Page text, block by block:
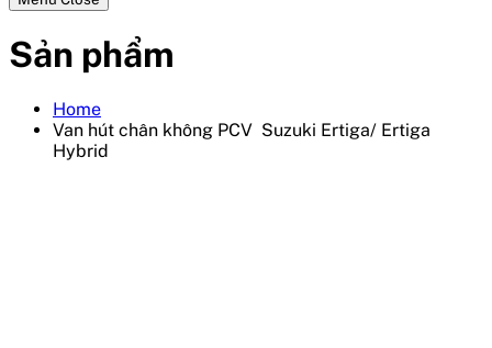
Sản phẩm
Home
Van hút chân không PCV Suzuki Ertiga/ Ertiga
Hybrid